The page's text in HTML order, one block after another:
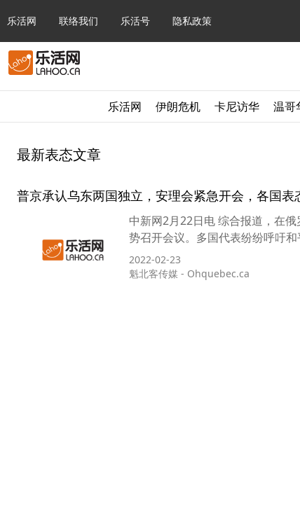
乐活网 联络我们 乐活号 隐私政策
乐活网 伊朗危机 卡尼访华 温哥
最新表态文章
普京承认乌东两国独立，安理会紧急开会，各国
中新网2月22日电 综合报道，在
2022-02-23
魁北客传媒 - Ohquebec.ca